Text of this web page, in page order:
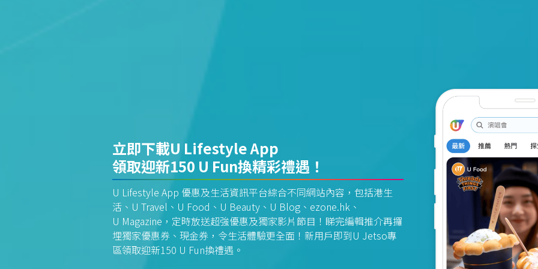
立即下載U Lifestyle App
領取迎新150 U Fun換精彩禮遇！
U Lifestyle App 優惠及生活資訊平台綜合不同網站內容，包括港生
活、U Travel、U Food、U Beauty、U Blog、ezone.hk、
U Magazine，定時放送超強優惠及獨家影片節目！睇完編輯推介再攞
埋獨家優惠券、現金券，令生活體驗更全面！新用戶即到U Jetso專
區領取迎新150 U Fun換禮遇。